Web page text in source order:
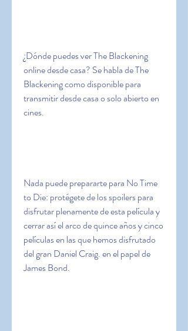
¿Dónde puedes ver The Blackening
online desde casa? Se habla de The
Blackening como disponible para
transmitir desde casa o solo abierto en
cines.
Nada puede prepararte para No Time
to Die: protégete de los spoilers para
disfrutar plenamente de esta película y
cerrar así el arco de quince años y cinco
películas en las que hemos disfrutado
del gran Daniel Craig. en el papel de
James Bond.